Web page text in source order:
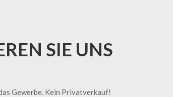
SIE UNS
Gewerbe. Kein Privatverkauf!